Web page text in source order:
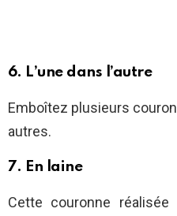
6. L’une dans l’autre
Emboîtez plusieurs
autres.
7. En laine
Cette couronne